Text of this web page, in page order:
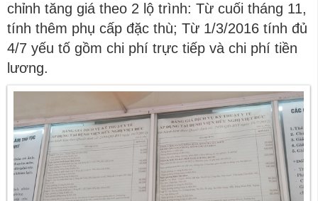
chỉnh tăng giá theo 2 lộ trình: Từ cuối tháng 11,
tính thêm phụ cấp đặc thù; Từ 1/3/2016 tính đủ
4/7 yếu tố gồm chi phí trực tiếp và chi phí tiền
lương.